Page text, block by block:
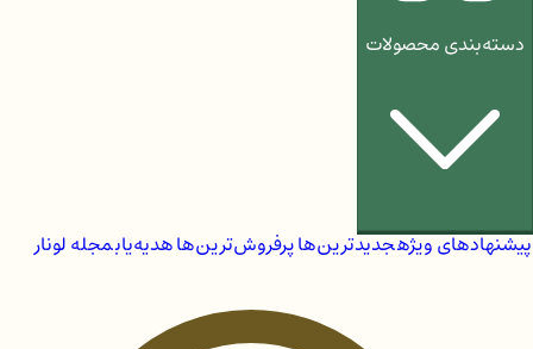
دسته‌بندی محصولات
پیشنهادهای ویژهجدیدترین‌هاپرفروش‌ترین‌هاهدیه‌یابمجله لونار